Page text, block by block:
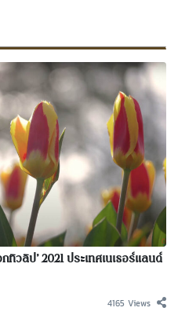
วลิป’ 2021 ประเทศเนเธอร์แลนด์
4165 Views